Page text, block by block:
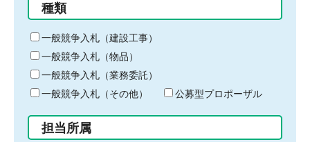
る
キ
ー
ワ
ー
ド
入
力
種類
一般競争入札（建設工事）
一般競争入札（物品）
一般競争入札（業務委託）
一般競争入札（その他）
公募型プロポーザル
担当所属